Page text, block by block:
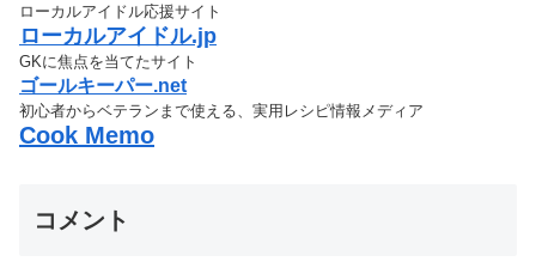
ローカルアイドル応援サイト
ローカルアイドル.jp
GKに焦点を当てたサイト
ゴールキーパー.net
初心者からベテランまで使える、実用レシピ情報メディア
Cook Memo
コメント